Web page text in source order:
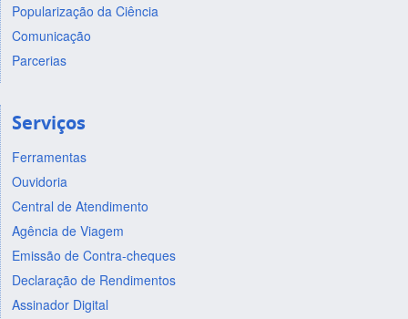
Popularização da Ciência
Comunicação
Parcerias
Serviços
Ferramentas
Ouvidoria
Central de Atendimento
Agência de Viagem
Emissão de Contra-cheques
Declaração de Rendimentos
Assinador Digital